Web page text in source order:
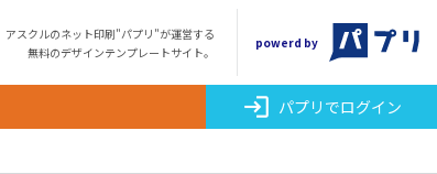
アスクルのネット印刷"パプリ"が運営する
無料のデザインテンプレートサイト。
powerd by
login パプリでログイン